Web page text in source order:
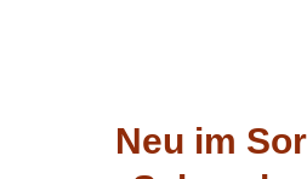
Neu im